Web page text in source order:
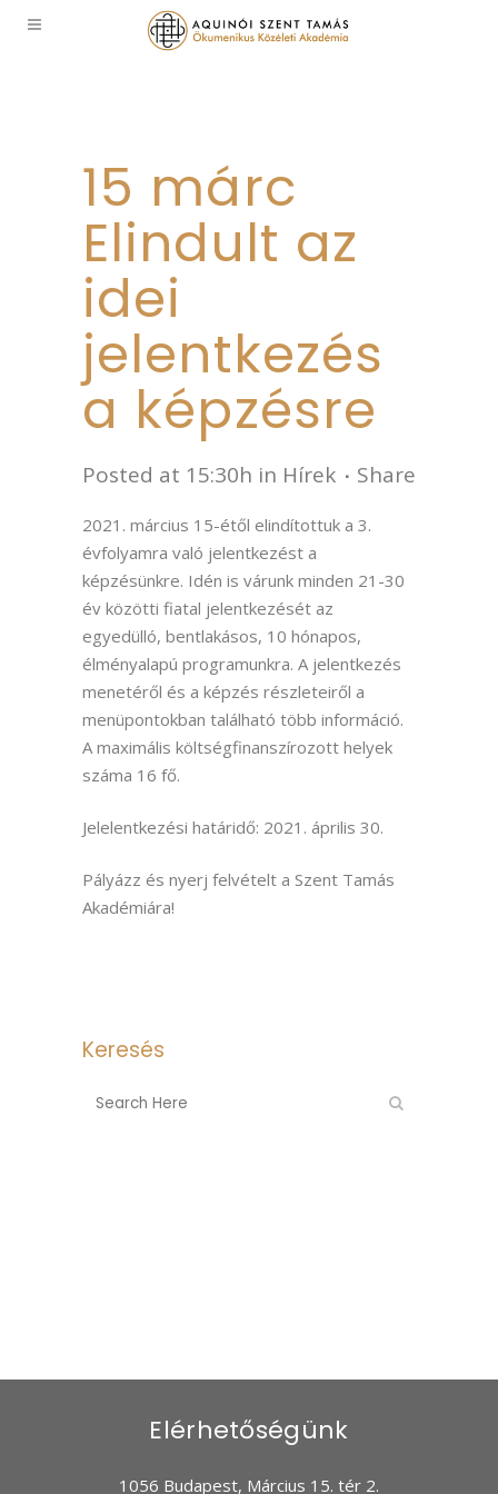
15 márc
Elindult az
idei
jelentkezés
a képzésre
Posted at 15:30h in Hírek Share
2021. március 15-étől elindítottuk a 3.
évfolyamra való jelentkezést a
képzésünkre. Idén is várunk minden 21-30
év közötti fiatal jelentkezését az
egyedülló, bentlakásos, 10 hónapos,
élményalapú programunkra. A jelentkezés
menetéről és a képzés részleteiről a
menüpontokban található több információ.
A maximális költségfinanszírozott helyek
száma 16 fő.
Jelelentkezési határidő: 2021. április 30.
Pályázz és nyerj felvételt a Szent Tamás
Akadémiára!
Keresés
Elérhetőségünk
1056 Budapest, Március 15. tér 2.